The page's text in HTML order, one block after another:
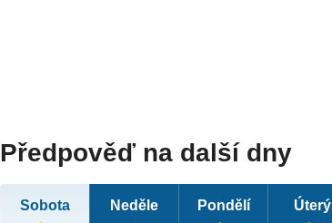
Předpověď na další dny
Sobota Neděle Pondělí Úterý